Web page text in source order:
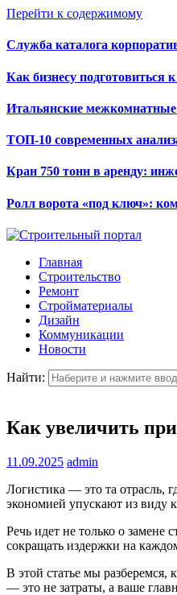
Перейти к содержимому
Служба каталога
Как бизнесу подготовиться
Итальянские межкомнатные
ТОП-10 современных
Кран 750 тонн в аренду:
Ролл ворота «под ключ»:
Главная
Строительство
Ремонт
Стройматериалы
Дизайн
Коммуникации
Новости
Найти:
Как увеличить
11.09.2025 admin
Логистика — это та отрасль,
экономией упускают из виду
Речь идет не только о
сокращать издержки на
В этой статье мы
— это не затраты, а ваше